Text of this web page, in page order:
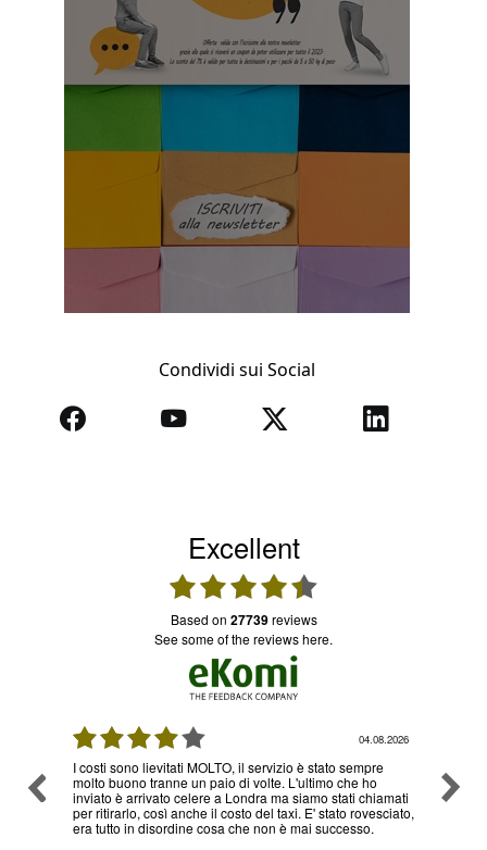
Condividi sui Social
Excellent
based on 27739reviews
see some of the reviews here.
03.08.2026
Ottimo servizio e prezzi, ritiro e consegna senza nessun
problema , sono già diverse volte che utilizzo il loro
servizio